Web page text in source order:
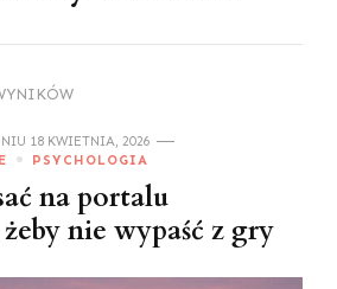
18 KWIETNIA, 2026
PSYCHOLOGIA
na portalu
nie wypaść z gry